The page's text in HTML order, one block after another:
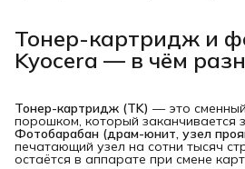
Тонер-картридж и
Kyocera — в чём
Тонер-картридж (TK) — это
порошком, который заканчивается
Фотобарабан (драм-юнит, узел
печатающий узел на сотни тысяч
остаётся в аппарате при смене